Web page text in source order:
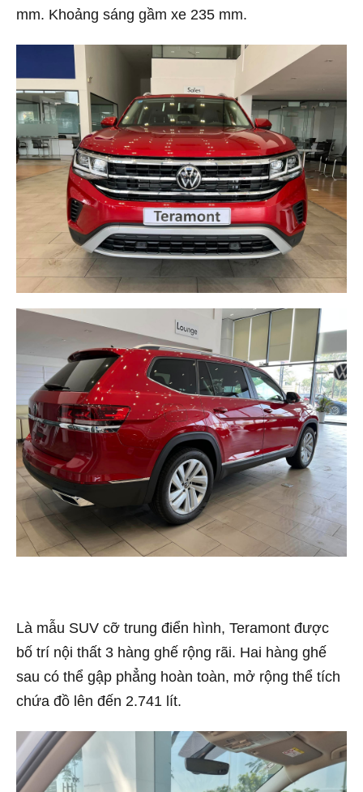
mm. Khoảng sáng gầm xe 235 mm.
Là mẫu SUV cỡ trung điển hình, Teramont được
bố trí nội thất 3 hàng ghế rộng rãi. Hai hàng ghế
sau có thể gập phẳng hoàn toàn, mở rộng thể tích
chứa đồ lên đến 2.741 lít.